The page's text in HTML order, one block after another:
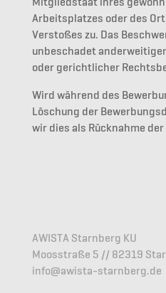
Mitgliedstaat ihres
Arbeitsplatzes oder des
Verstoßes zu. Das
unbeschadet
oder gerichtlicher
Wird während des
Löschung der
wir dies als Rücknahme
AWISTA Starnberg KU
Moosstraße 5 // 82319
info@awista-starnberg.de